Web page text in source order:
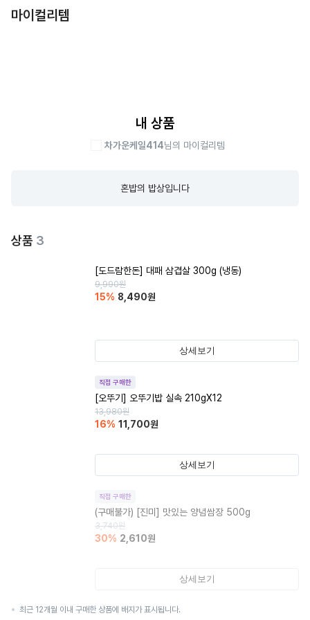
마이컬리템
내 상품
차가운케일414님의 마이컬리템
혼밥의 밥상입니다
상품 3
[도드람한돈] 대패 삼겹살 300g (냉동)
9,990원
15% 8,490원
상세보기
직접 구매한
[오뚜기] 오뚜기밥 실속 210gX12
13,980원
16% 11,700원
상세보기
직접 구매한
(구매불가) [진미] 맛있는 양념쌈장 500g
3,740원
30% 2,610원
상세보기
최근 12개월 이내 구매한 상품에 배지가 표시됩니다.